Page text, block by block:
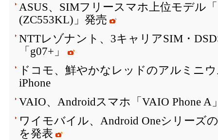
ASUS、SIMフリースマホ上位モデル「
(ZC553KL)」発売
NTTレゾナント、3キャリアSIM・
「g07+」
ドコモ、鮮やかなレッドのアルミニ
iPhone
VAIO、Androidスマホ「VAIO Phone A
ワイモバイル、Android Oneシリーズ
を発表